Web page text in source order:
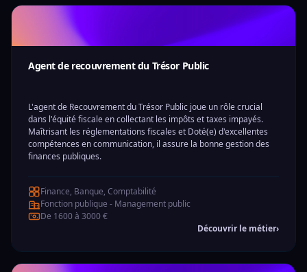
Agent de recouvrement du Trésor Public
L'agent de Recouvrement du Trésor Public joue un rôle crucial
dans l'équité fiscale en collectant les impôts et taxes impayés.
Maîtrisant les réglementations fiscales et Doté(e) d'excellentes
compétences en communication, il assure la bonne gestion des
finances publiques.
Finance, Banque, Comptabilité
Fonction publique - Management public
De 1600 à 3000 €
Découvrir le métier›